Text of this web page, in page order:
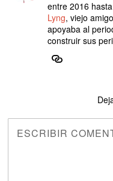
entre 2016
Lyng, viejo
apoyaba al
construir sus